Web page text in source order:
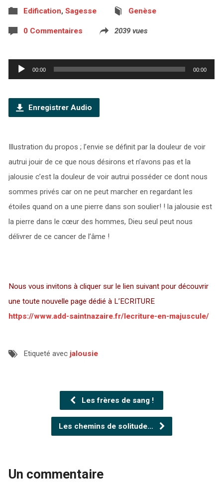
Edification, Sagesse Genèse
0 Commentaires 2039 vues
Lecteur
audio
00:00 00:00
Enregistrer Audio
Illustration du propos ; l’envie se définit par la douleur de voir
autrui jouir de ce que nous désirons et n’avons pas et la
jalousie c’est la douleur de voir autrui posséder ce dont nous
sommes privés car on ne peut marcher en regardant les
étoiles quand on a une pierre dans son soulier! ! la jalousie est
la pierre dans le cœur des hommes, Dieu seul peut nous
délivrer de ce cancer de l’âme !
Nous vous invitons à cliquer sur le lien suivant pour découvrir
une toute nouvelle page dédié à L’ECRITURE
https://www.add-saintnazaire.fr/lecriture-en-majuscule/
Etiqueté avec jalousie
Les frères de sang !
Les chemins de solitude…
Un commentaire